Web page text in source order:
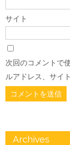
サイト
次回のコメントで
ルアドレス、サイ
Archives